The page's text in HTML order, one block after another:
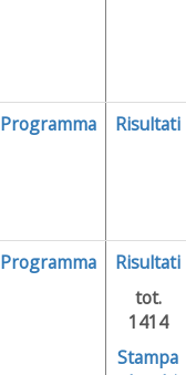
Programma Risultati
Programma
Risultati
tot.
1414
Stampa